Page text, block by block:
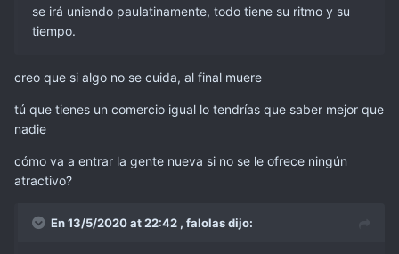
se irá uniendo paulatinamente, todo tiene su ritmo y su
tiempo.
creo que si algo no se cuida, al final muere
tú que tienes un comercio igual lo tendrías que saber mejor que
nadie
cómo va a entrar la gente nueva si no se le ofrece ningún
atractivo?
En 13/5/2020 at 22:42 , falolasdijo: